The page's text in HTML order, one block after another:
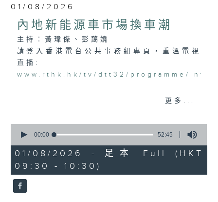
Facebook專頁
01/08/2026
內地新能源車市場換車潮
主持︰黃瑋傑、彭藹嬈
請登入香港電台公共事務組專頁，重溫電視
直播:
www.rthk.hk/tv/dtt32/programme/
更多...
seconds
52
minutes,
45
seconds
00:00 52:45
01/08/2026 - 足本 Full (HKT
09:30 - 10:30)